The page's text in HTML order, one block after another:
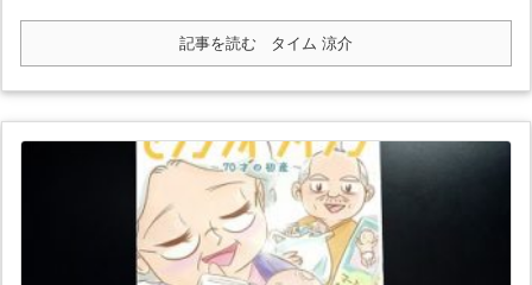
記事を読む タイム 涼介